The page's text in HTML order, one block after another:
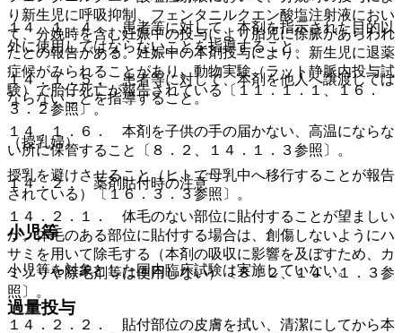
１４．１．４． 患者等に対して、本剤を指示された目的以
外に使用してはならないことを指導すること。
１４．１．５． 患者等に対して、本剤を他人へ譲渡しては
ならないことを指導すること。
１４．１．６． 本剤を子供の手の届かない、高温にならな
い所に保管すること〔８．２、１４．１．３参照〕。
１４．２． 薬剤貼付時の注意
１４．２．１． 体毛のない部位に貼付することが望ましい
が、体毛のある部位に貼付する場合は、創傷しないようにハ
サミを用いて除毛する（本剤の吸収に影響を及ぼすため、カ
ミソリや除毛剤等は使用しない）〔８．２、１４．１．３参
照〕。
１４．２．２． 貼付部位の皮膚を拭い、清潔にしてから本
り新生児に呼吸抑制、フェンタニルクエン酸塩注射液におい
て、分娩時を含む妊娠中の投与により胎児に徐脈があらわれ
たとの報告がある。妊娠中の本剤投与により、新生児に退薬
症候がみられることがあり、動物実験（ラット静脈内投与試
験）で胎仔死亡が報告されている〔１１．１．１、１６．
３．２参照〕。
（授乳婦）
授乳を避けさせること（ヒトで母乳中へ移行することが報告
されている）〔１６．３．３参照〕。
小児等
小児等を対象とした国内臨床試験は実施していない。
過量投与